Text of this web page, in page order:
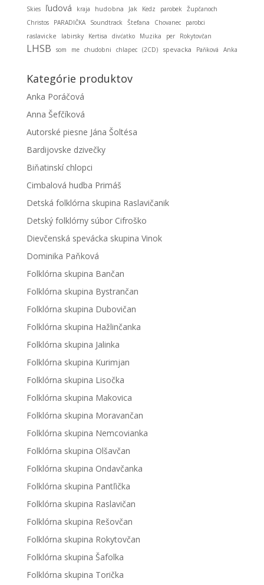
Skies
ľudová kraja hudobna Jak Kedz parobek
Župčanoch
Christos
PARADIČKA Soundtrack Štefana Chovanec
parobci
raslavicke
labirsky Kertisa divćatko Muzika per Rokytovčan
LHSB som me chudobni chlapec (2CD) spevacka Paňková Anka
Kategórie produktov
Anka Poráčová
Anna Šefčíková
Autorské piesne Jána Šoltésa
Bardijovske dzivečky
Biňatinskí chlopci
Cimbalová hudba Primáš
Detská folklórna skupina Raslavičanik
Detský folklórny súbor Cifroško
Dievčenská spevácka skupina Vinok
Dominika Paňková
Folklórna skupina Bančan
Folklórna skupina Bystrančan
Folklórna skupina Dubovičan
Folklórna skupina Hažlinčanka
Folklórna skupina Jalinka
Folklórna skupina Kurimjan
Folklórna skupina Lisočka
Folklórna skupina Makovica
Folklórna skupina Moravančan
Folklórna skupina Nemcovianka
Folklórna skupina Olšavčan
Folklórna skupina Ondavčanka
Folklórna skupina Pantľička
Folklórna skupina Raslavičan
Folklórna skupina Rešovčan
Folklórna skupina Rokytovčan
Folklórna skupina Šafolka
Folklórna skupina Torička